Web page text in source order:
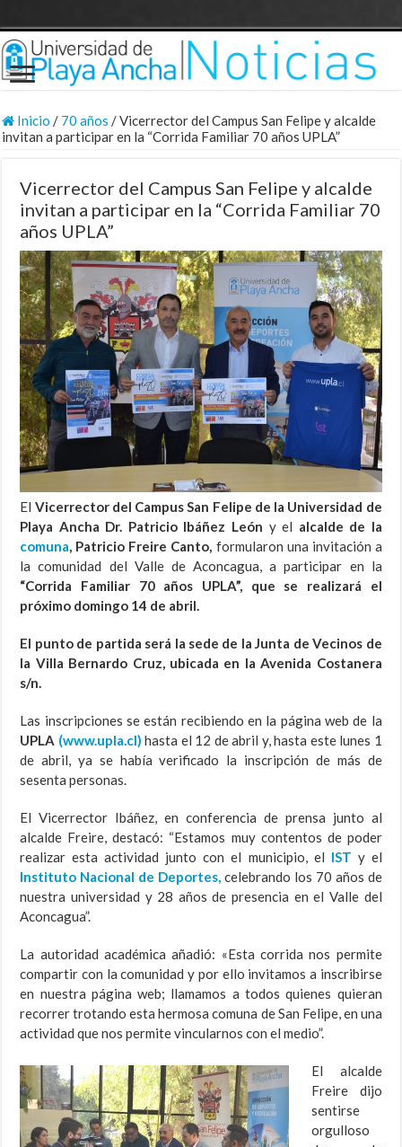
Inicio / 70 años /Vicerrector del Campus San Felipe y alcalde
invitan a participar en la “Corrida Familiar 70 años UPLA”
Vicerrector del Campus San Felipe y alcalde
invitan a participar en la “Corrida Familiar 70
años UPLA”
El Vicerrector del Campus San Felipe de la Universidad de
Playa Ancha Dr. Patricio Ibáñez León y el alcalde de la
comuna, Patricio Freire Canto, formularon una invitación a
la comunidad del Valle de Aconcagua, a participar en la
“Corrida Familiar 70 años UPLA”, que se realizará el
próximo domingo 14 de abril.
El punto de partida será la sede de la Junta de Vecinos de
la Villa Bernardo Cruz, ubicada en la Avenida Costanera
s/n.
Las inscripciones se están recibiendo en la página web de la
UPLA (www.upla.cl) hasta el 12 de abril y, hasta este lunes 1
de abril, ya se había verificado la inscripción de más de
sesenta personas.
El Vicerrector Ibáñez, en conferencia de prensa junto al
alcalde Freire, destacó: “Estamos muy contentos de poder
realizar esta actividad junto con el municipio, el IST y el
Instituto Nacional de Deportes, celebrando los 70 años de
nuestra universidad y 28 años de presencia en el Valle del
Aconcagua”.
La autoridad académica añadió: «Esta corrida nos permite
compartir con la comunidad y por ello invitamos a inscribirse
en nuestra página web; llamamos a todos quienes quieran
recorrer trotando esta hermosa comuna de San Felipe, en una
actividad que nos permite vincularnos con el medio”.
El alcalde
Freire dijo
sentirse
orgulloso